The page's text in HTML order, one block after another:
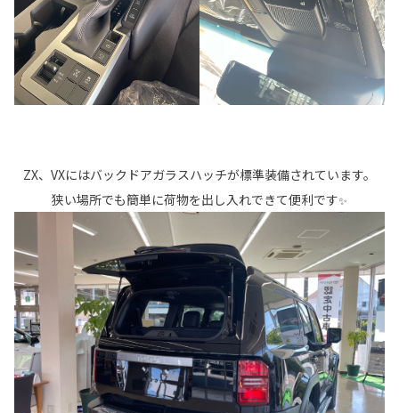
ZX、VXにはバックドアガラスハッチが標準装備されています。
狭い場所でも簡単に荷物を出し入れできて便利です✨